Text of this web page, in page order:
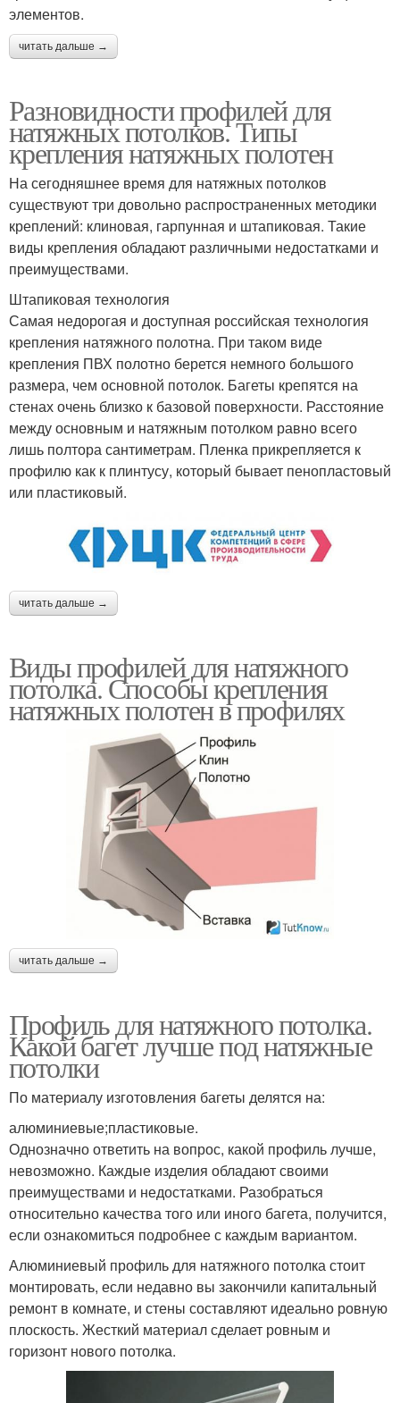
элементов.
читать дальше →
Разновидности профилей для
натяжных потолков. Типы
крепления натяжных полотен
На сегодняшнее время для натяжных потолков
существуют три довольно распространенных методики
креплений: клиновая, гарпунная и штапиковая. Такие
виды крепления обладают различными недостатками и
преимуществами.
Штапиковая технология
Самая недорогая и доступная российская технология
крепления натяжного полотна. При таком виде
крепления ПВХ полотно берется немного большого
размера, чем основной потолок. Багеты крепятся на
стенах очень близко к базовой поверхности. Расстояние
между основным и натяжным потолком равно всего
лишь полтора сантиметрам. Пленка прикрепляется к
профилю как к плинтусу, который бывает пенопластовый
или пластиковый.
читать дальше →
Виды профилей для натяжного
потолка. Способы крепления
натяжных полотен в профилях
читать дальше →
Профиль для натяжного потолка.
Какой багет лучше под натяжные
потолки
По материалу изготовления багеты делятся на:
алюминиевые;пластиковые.
Однозначно ответить на вопрос, какой профиль лучше,
невозможно. Каждые изделия обладают своими
преимуществами и недостатками. Разобраться
относительно качества того или иного багета, получится,
если ознакомиться подробнее с каждым вариантом.
Алюминиевый профиль для натяжного потолка стоит
монтировать, если недавно вы закончили капитальный
ремонт в комнате, и стены составляют идеально ровную
плоскость. Жесткий материал сделает ровным и
горизонт нового потолка.